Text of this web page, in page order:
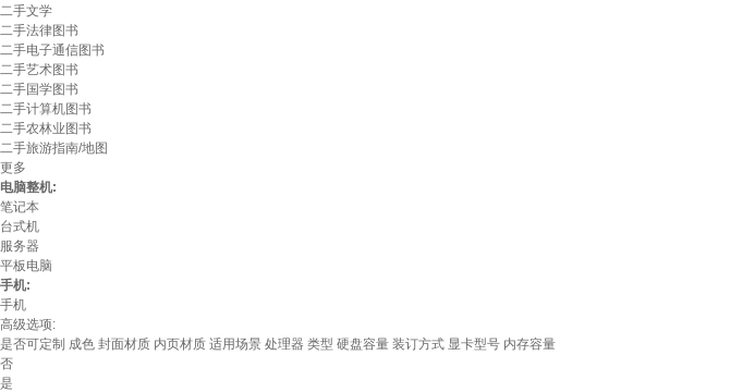
二手文学
二手法律图书
二手电子通信图书
二手艺术图书
二手国学图书
二手计算机图书
二手农林业图书
二手旅游指南/地图
更多
电脑整机:
笔记本
台式机
服务器
平板电脑
手机:
手机
高级选项:
是否可定制 成色 封面材质 内页材质 适用场景 处理器 类型 硬盘容量 装订方式 显卡型号 内存容量
否
是